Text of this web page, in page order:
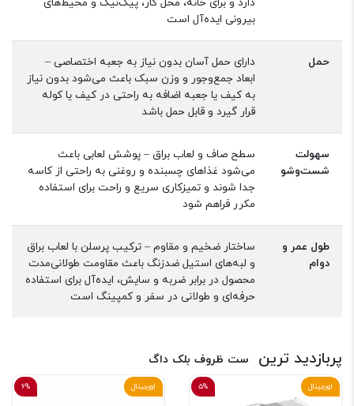
بیرونی ایده‌آل است
حمل
دارای حمل آسان بدون نیاز به جعبه اختصاصی –
ابعاد جمع‌وجور و وزن سبک باعث می‌شود بدون نیاز
به کیف یا جعبه اضافه به راحتی در کیف یا کوله
قرار گیرد و قابل حمل باشد
سهولت
شست‌وشو
سطح صاف و لعاب براق – پوشش لعابی باعث
می‌شود غذاهای چسبنده و روغنی به راحتی از کاسه
جدا شوند و تمیزکاری سریع و راحت برای استفاده
مکرر فراهم شود
طول عمر و
دوام
ساختار ضخیم و مقاوم – ترکیب پرسلن با لعاب براق
و لبه‌های استیل ضدزنگ باعث مقاومت طولانی‌مدت
محصول در برابر ضربه و سایش، ایده‌آل برای استفاده
حرفه‌ای و طولانی در سفر و کمپینگ است
پربازدید ترین ست ظروف بلک داگ
5% اورجینال 6% اورجینال